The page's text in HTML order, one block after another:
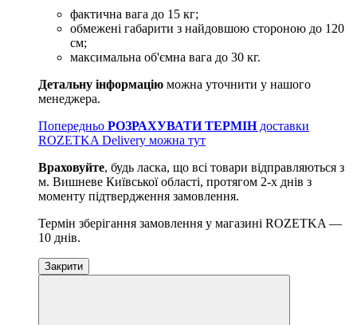
фактична вага до 15 кг;
обмежені габарити з найдовшою стороною до 120
см;
максимальна об'ємна вага до 30 кг.
Детальну інформацію можна уточнити у нашого
менеджера.
Попередньо РОЗРАХУВАТИ ТЕРМІНдоставки
ROZETKA Delivery можна тут
Враховуйте, будь ласка, що всі товари відправляються з
м. Вишневе Київської області, протягом 2-х днів з
моменту підтвердження замовлення.
Термін зберігання замовлення у магазині ROZETKA —
10 днів.
Закрити